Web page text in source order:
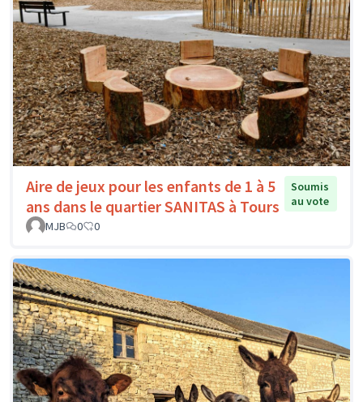
Aire de jeux pour les enfants de 1 à 5
ans dans le quartier SANITAS à Tours
Soumis
au vote
MJB
0 0